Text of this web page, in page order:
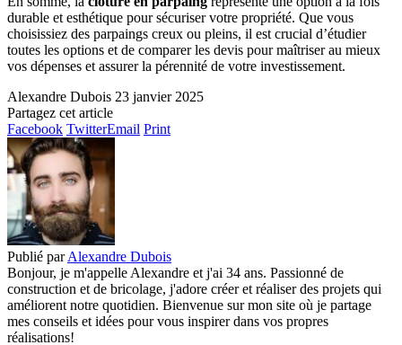
durable et esthétique pour sécuriser votre propriété. Que vous
choisissiez des parpaings creux ou pleins, il est crucial d’étudier
toutes les options et de comparer les devis pour maîtriser au mieux
vos dépenses et assurer la pérennité de votre investissement.
Alexandre Dubois 23 janvier 2025
Partagez cet article
Facebook TwitterEmail Print
Publié par Alexandre Dubois
Bonjour, je m'appelle Alexandre et j'ai 34 ans. Passionné de
construction et de bricolage, j'adore créer et réaliser des projets qui
améliorent notre quotidien. Bienvenue sur mon site où je partage
mes conseils et idées pour vous inspirer dans vos propres
réalisations!